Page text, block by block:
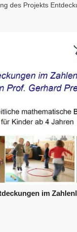
des Projekts
im